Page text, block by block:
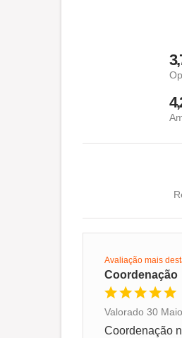
Avaliação mais
Coordenação
Valorado 30
Coordenação